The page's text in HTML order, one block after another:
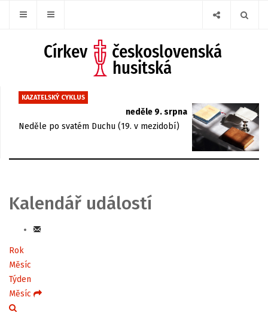
KAZATELSKÝ CYKLUS
neděle 9. srpna
Neděle po svatém Duchu (19. v mezidobí)
Kalendář událostí
Rok
Měsíc
Týden
Měsíc